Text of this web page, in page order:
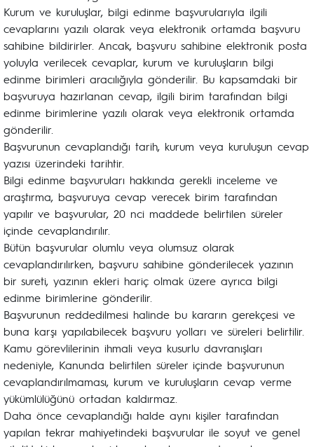
Kurum ve kuruluşlar, bilgi edinme başvurularıyla ilgili
cevaplarını yazılı olarak veya elektronik ortamda başvuru
sahibine bildirirler. Ancak, başvuru sahibine elektronik posta
yoluyla verilecek cevaplar, kurum ve kuruluşların bilgi
edinme birimleri aracılığıyla gönderilir. Bu kapsamdaki bir
başvuruya hazırlanan cevap, ilgili birim tarafından bilgi
edinme birimlerine yazılı olarak veya elektronik ortamda
gönderilir.
Başvurunun cevaplandığı tarih, kurum veya kuruluşun cevap
yazısı üzerindeki tarihtir.
Bilgi edinme başvuruları hakkında gerekli inceleme ve
araştırma, başvuruya cevap verecek birim tarafından
yapılır ve başvurular, 20 nci maddede belirtilen süreler
içinde cevaplandırılır.
Bütün başvurular olumlu veya olumsuz olarak
cevaplandırılırken, başvuru sahibine gönderilecek yazının
bir sureti, yazının ekleri hariç olmak üzere ayrıca bilgi
edinme birimlerine gönderilir.
Başvurunun reddedilmesi halinde bu kararın gerekçesi ve
buna karşı yapılabilecek başvuru yolları ve süreleri belirtilir.
Kamu görevlilerinin ihmali veya kusurlu davranışları
nedeniyle, Kanunda belirtilen süreler içinde başvurunun
cevaplandırılmaması, kurum ve kuruluşların cevap verme
yükümlülüğünü ortadan kaldırmaz.
Daha önce cevaplandığı halde aynı kişiler tarafından
yapılan tekrar mahiyetindeki başvurular ile soyut ve genel